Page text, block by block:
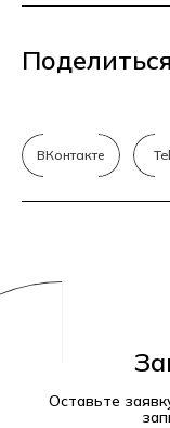
Поделиться
ВКонтакте
Оставьте